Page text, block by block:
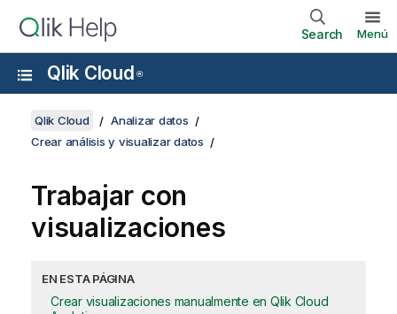
Search Menú
Qlik Cloud ®
Qlik Cloud
Analizar datos
Crear análisis y visualizar datos
Trabajar con
visualizaciones
EN ESTA PÁGINA
Crear visualizaciones manualmente en Qlik Cloud